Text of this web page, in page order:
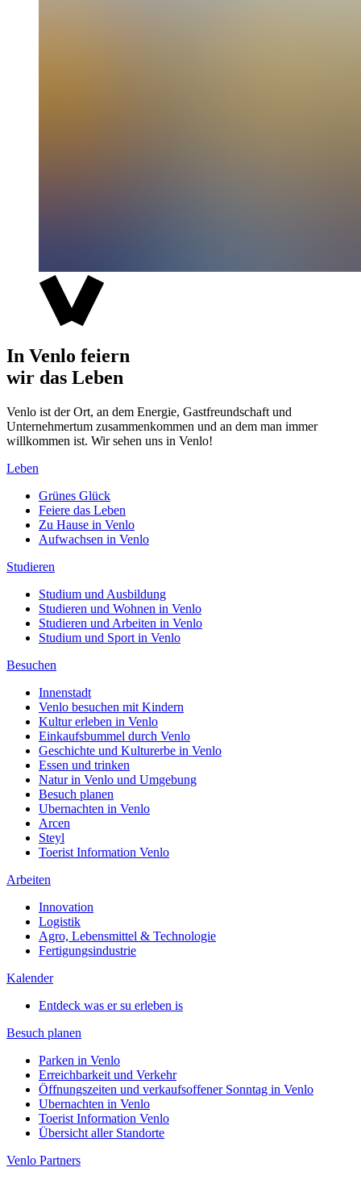
In Venlo feiern
wir das Leben
Venlo ist der Ort, an dem Energie, Gastfreundschaft und
Unternehmertum zusammenkommen und an dem man immer
willkommen ist. Wir sehen uns in Venlo!
Leben
Grünes Glück
Feiere das Leben
Zu Hause in Venlo
Aufwachsen in Venlo
Studieren
Studium und Ausbildung
Studieren und Wohnen in Venlo
Studieren und Arbeiten in Venlo
Studium und Sport in Venlo
Besuchen
Innenstadt
Venlo besuchen mit Kindern
Kultur erleben in Venlo
Einkaufsbummel durch Venlo
Geschichte und Kulturerbe in Venlo
Essen und trinken
Natur in Venlo und Umgebung
Besuch planen
Ubernachten in Venlo
Arcen
Steyl
Toerist Information Venlo
Arbeiten
Innovation
Logistik
Agro, Lebensmittel & Technologie
Fertigungsindustrie
Kalender
Entdeck was er su erleben is
Besuch planen
Parken in Venlo
Erreichbarkeit und Verkehr
Öffnungszeiten und verkaufsoffener Sonntag in Venlo
Ubernachten in Venlo
Toerist Information Venlo
Übersicht aller Standorte
Venlo Partners